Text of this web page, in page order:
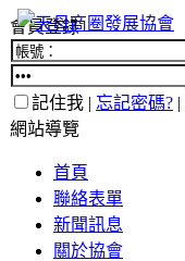
會員登錄
記住我 | 忘記密碼? |
網站導覽
首頁
聯絡表單
新聞訊息
關於協會